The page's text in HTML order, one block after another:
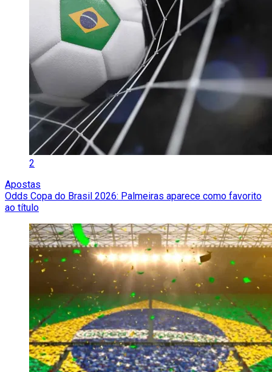
2
Apostas
Odds Copa do Brasil 2026: Palmeiras aparece como favorito
ao título